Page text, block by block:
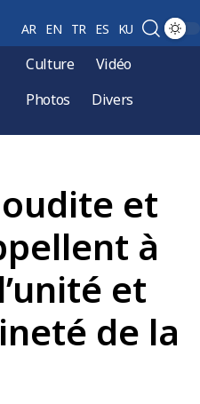
AR EN TR ES KU
Culture
Vidéo
Photos
Divers
et
à
et
de la